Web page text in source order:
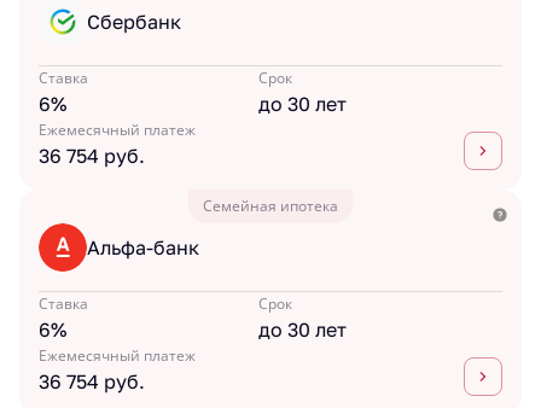
Сбербанк
Ставка
6%
Срок
до 30 лет
Ежемесячный платеж
36 754 руб.
Семейная ипотека
Альфа-банк
Ставка
6%
Срок
до 30 лет
Ежемесячный платеж
36 754 руб.